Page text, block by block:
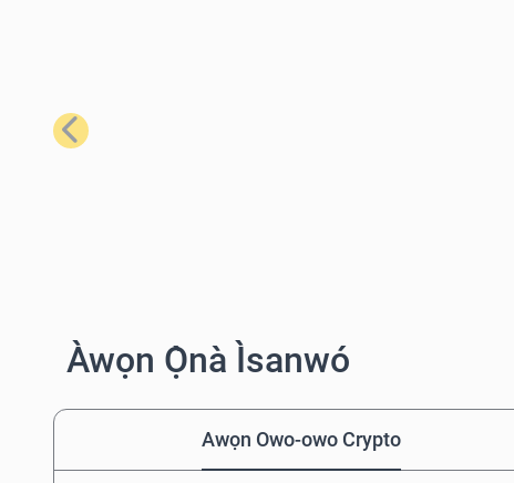
Tẹ́lẹ̀
Àwọn Ọ̀nà Ìsanwó
Awọn Owo-owo Crypto